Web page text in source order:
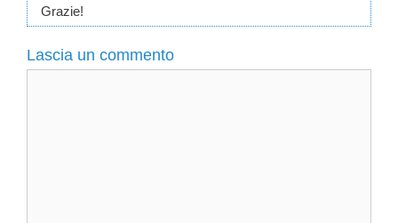
Grazie!
Lascia un commento